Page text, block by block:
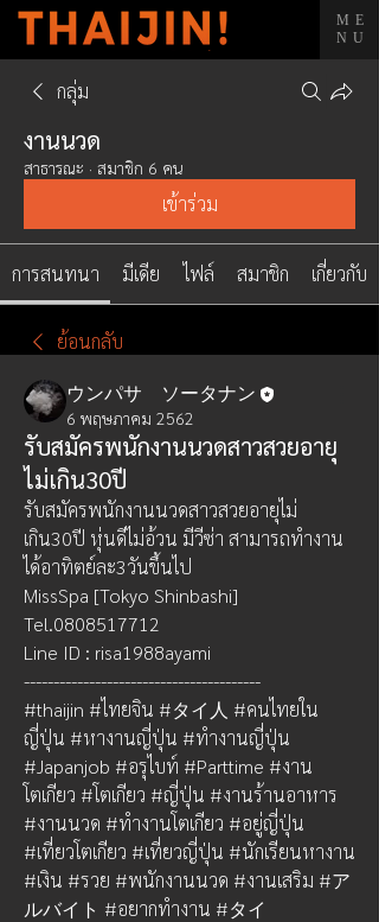
ME
NU
กลุ่ม
งานนวด
สาธารณะ · สมาชิก 6 คน
เข้าร่วม
การสนทนา มีเดีย ไฟล์ สมาชิก เกี่ยวกับ
ย้อนกลับ
ウンパサ ソータナン
6 พฤษภาคม 2562
รับสมัครพนักงานนวดสาวสวยอายุ
ไม่เกิน30ปี
รับสมัครพนักงานนวดสาวสวยอายุไม่
เกิน30ปี หุ่นดีไม่อ้วน มีวีซ่า สามารถทำงาน
ได้อาทิตย์ละ3วันขึ้นไป
MissSpa [Tokyo Shinbashi]
Tel.0808517712
Line ID : risa1988ayami
----------------------------------------
#thaijin #ไทยจิน #タイ人 #คนไทยใน
ญี่ปุ่น #หางานญี่ปุ่น #ทำงานญี่ปุ่น
#Japanjob #อรุไบท์ #Parttime #งาน
โตเกียว #โตเกียว #ญี่ปุ่น #งานร้านอาหาร
#งานนวด #ทำงานโตเกียว #อยู่ญี่ปุ่น
#เที่ยวโตเกียว #เที่ยวญี่ปุ่น #นักเรียนหางาน
#เงิน #รวย #พนักงานนวด #งานเสริม #ア
ルバイト #อยากทำงาน #タイ